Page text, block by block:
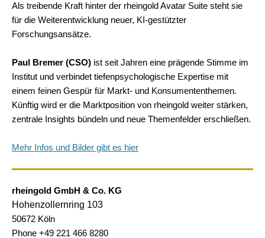
Als treibende Kraft hinter der rheingold Avatar Suite steht sie
für die Weiterentwicklung neuer, KI-gestützter
Forschungsansätze.
Paul Bremer (CSO) ist seit Jahren eine prägende Stimme im
Institut und verbindet tiefenpsychologische Expertise mit
einem feinen Gespür für Markt- und Konsumententhemen.
Künftig wird er die Marktposition von rheingold weiter stärken,
zentrale Insights bündeln und neue Themenfelder erschließen.
Mehr Infos und Bilder gibt es hier
rheingold GmbH & Co. KG
Hohenzollernring 103
50672 Köln
Phone +49 221 466 8280